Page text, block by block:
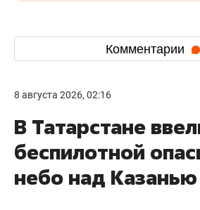
Комментарии
8 августа 2026, 02:16
В Татарстане
беспилотной
небо над